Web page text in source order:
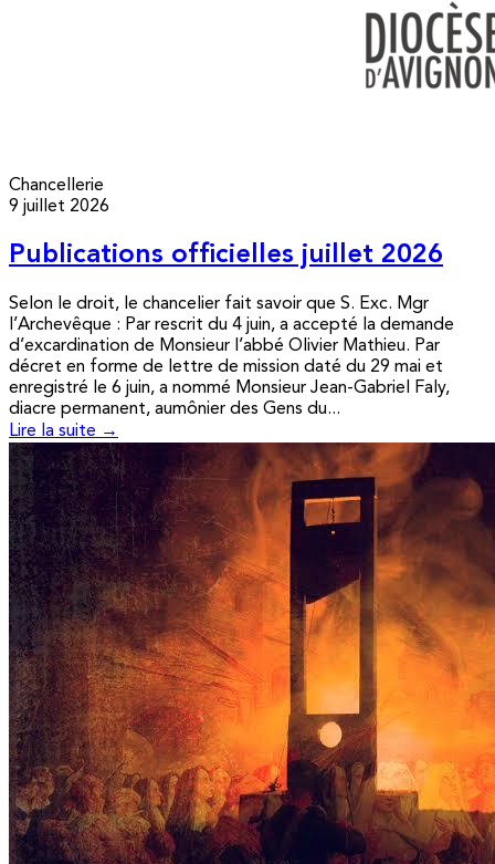
Chancellerie
9 juillet 2026
Publications officielles juillet 2026
Selon le droit, le chancelier fait savoir que S. Exc. Mgr
l’Archevêque : Par rescrit du 4 juin, a accepté la demande
d’excardination de Monsieur l’abbé Olivier Mathieu. Par
décret en forme de lettre de mission daté du 29 mai et
enregistré le 6 juin, a nommé Monsieur Jean-Gabriel Faly,
diacre permanent, aumônier des Gens du...
Lire la suite →